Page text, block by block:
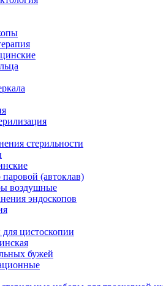
стерильности
паровой (автоклав)
воздушные
эндоскопов
цистоскопии
бужей